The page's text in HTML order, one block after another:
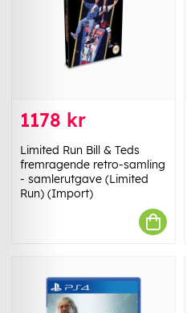
1178 kr
Limited Run Bill & Teds
fremragende retro-samling
- samlerutgave (Limited
Run) (Import)